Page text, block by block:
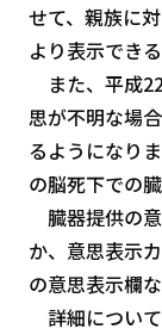
せて、親族に
より表示でき
また、平成
思が不明な場
るようになり
の脳死下での
臓器提供の
か、意思表示
の意思表示欄
詳細につい